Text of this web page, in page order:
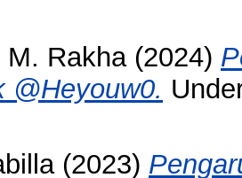
Rakha(2024)
@Heyouw0.
(2023)